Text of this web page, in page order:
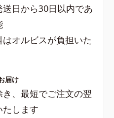
日から30日以内であ
オルビスが負担いた
届け
、最短でご注文の翌
たします